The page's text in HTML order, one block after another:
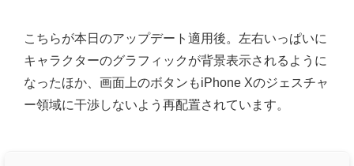
こちらが本日のアップデート適用後。左右いっぱいに
キャラクターのグラフィックが背景表示されるように
なったほか、画面上のボタンもiPhone Xのジェスチャ
ー領域に干渉しないよう再配置されています。